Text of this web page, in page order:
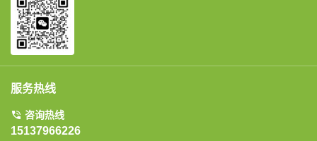
服务热线
咨询热线
15137966226